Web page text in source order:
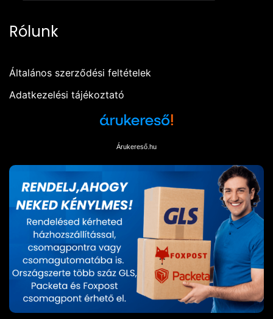
Rólunk
Általános szerződési feltételek
Adatkezelési tájékoztató
Árukereső.hu